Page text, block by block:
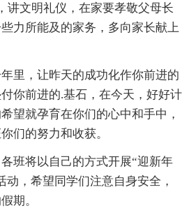
讲文明礼仪，在家要孝敬父母长
力所能及的家务，多向家长献上
里，让昨天的成功化作你前进的
你前进的.基石，在今天，好好计
望就孕育在你们的心中和手中，
们的努力和收获。
班将以自己的方式开展“迎新年
动，希望同学们注意自身安全，
期。